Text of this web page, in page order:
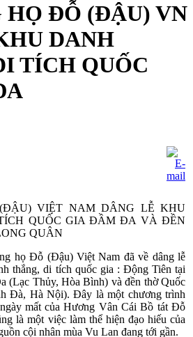
HỌ ĐỖ (ĐẬU) VN
DANH
TÍCH QUỐC
VIỆT NAM DÂNG LỄ KHU
QUỐC GIA ĐẦM ĐA VÀ ĐỀN
QUÂN
họ Đỗ (Đậu) Việt Nam đã về dâng lễ
thắng, di tích quốc gia : Động Tiên tại
(Lạc Thủy, Hòa Bình) và đền thờ Quốc
Đà, Hà Nội). Đây là một chương trình
mất của Hương Vân Cái Bồ tát Đỗ
là một việc làm thể hiện đạo hiếu của
cội nhân mùa Vu Lan đang tới gần.